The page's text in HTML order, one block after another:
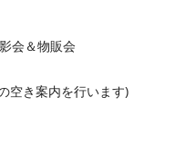
会＆物販会
空き案内を行います)